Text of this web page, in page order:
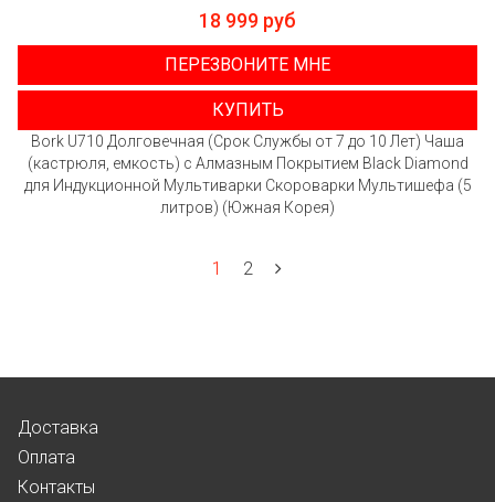
18 999 руб
ПЕРЕЗВОНИТЕ МНЕ
КУПИТЬ
Bork U710 Долговечная (Срок Службы от 7 до 10 Лет) Чаша
(кастрюля, емкость) с Алмазным Покрытием Black Diamond
для Индукционной Мультиварки Скороварки Мультишефа (5
литров) (Южная Корея)
1 2
Доставка
Оплата
Контакты